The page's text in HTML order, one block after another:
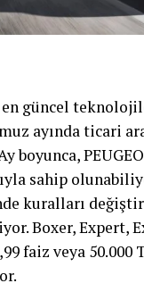
güncel
ayında ticari
boyunca,
sahip
kuralları
Boxer, Expert,
faiz veya